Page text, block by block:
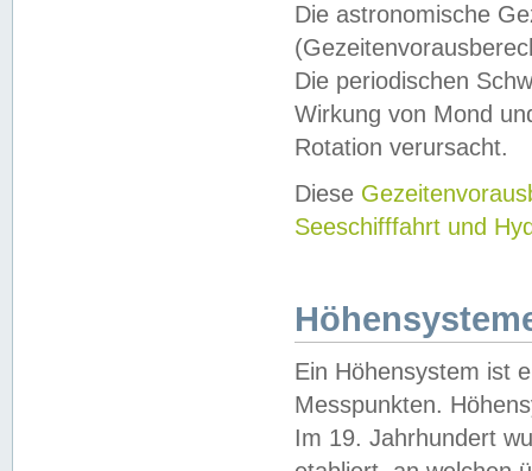
Die astronomische
Die periodischen
Wirkung von Mond
Rotation verursacht.
Diese
Seeschifffahrt und
Ein Höhensystem ist
Messpunkten.
Im 19. Jahrhundert